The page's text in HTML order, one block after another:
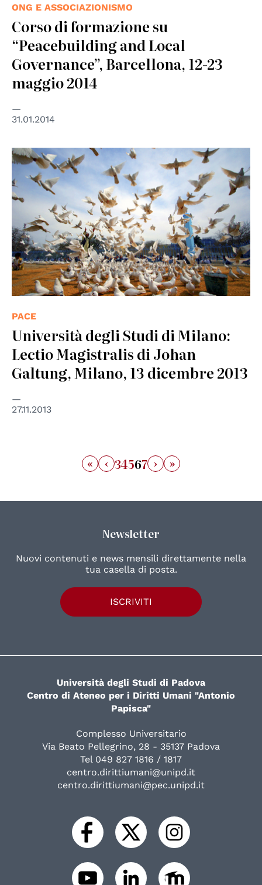
ONG E ASSOCIAZIONISMO
Corso di formazione su
“Peacebuilding and Local
Governance”, Barcellona, 12-23
maggio 2014
31.01.2014
© UN Photo
PACE
Università degli Studi di Milano:
Lectio Magistralis di Johan
Galtung, Milano, 13 dicembre 2013
27.11.2013
« ‹ 34567 › »
Newsletter
Nuovi contenuti e news mensili direttamente nella
tua casella di posta.
ISCRIVITI
Università degli Studi di Padova
Centro di Ateneo per i Diritti Umani "Antonio
Papisca"
Complesso Universitario
Via Beato Pellegrino, 28 - 35137 Padova
Tel 049 827 1816 / 1817
centro.dirittiumani@unipd.it
centro.dirittiumani@pec.unipd.it